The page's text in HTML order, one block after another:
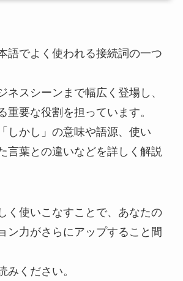
語でよく使われる接続詞の一つ
ネスシーンまで幅広く登場し、
重要な役割を担っています。
しかし」の意味や語源、使い
言葉との違いなどを詳しく解説
く使いこなすことで、あなたの
ン力がさらにアップすること間
みください。